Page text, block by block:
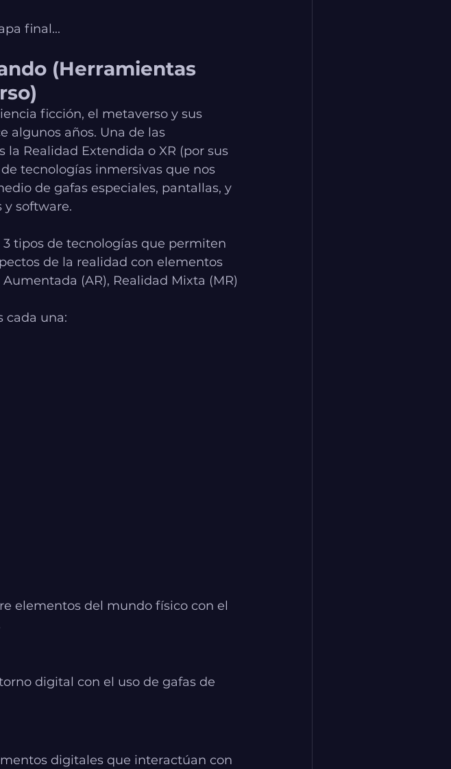
final...
(Herramientas
ficción, el metaverso y sus
algunos años. Una de las
Realidad Extendida o XR (por sus
tecnologías inmersivas que nos
de gafas especiales, pantallas, y
y software.
3 tipos de tecnologías que permiten
de la realidad con elementos
(AR), Realidad Mixta (MR)
cada una:
elementos del mundo físico con el
digital con el uso de gafas de
digitales que interactúan con